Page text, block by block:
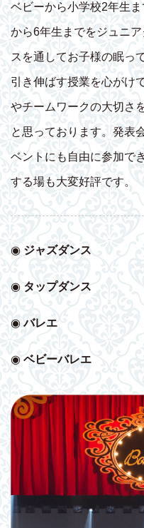
ベビーから小学校2年生
から6年生までをジュニ
スを通してお子様の眠っ
引き伸ばす授業を心がけ
やチームワークの大切さ
と思っております。発表
ベントにも自由に参加で
する場も大変好評です。
◉ ジャズダンス
◉ タップダンス
◉バレエ
◉ベビーバレエ